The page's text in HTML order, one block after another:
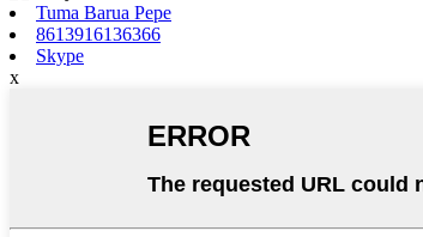
Tuma Barua Pepe
8613916136366
Skype
x